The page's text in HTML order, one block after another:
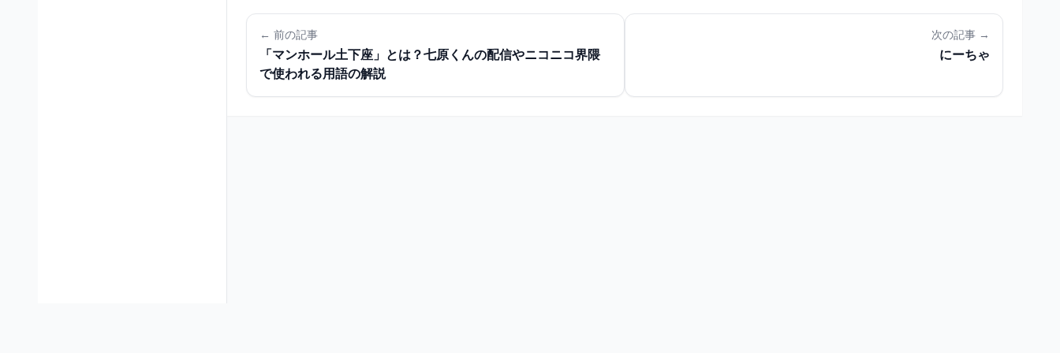
← 前の記事
「マンホール土下座」とは？七原くんの配信やニコニコ界隈
で使われる用語の解説
次の記事 →
にーちゃ